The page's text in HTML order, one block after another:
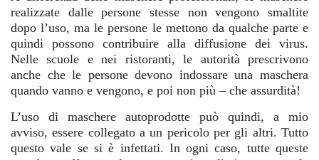
realizzate dalle persone stesse non vengono smaltite
dopo l’uso, ma le persone le mettono da qualche parte e
quindi possono contribuire alla diffusione dei virus.
Nelle scuole e nei ristoranti, le autorità prescrivono
anche che le persone devono indossare una maschera
quando vanno e vengono, e poi non più – che assurdità!
L’uso di maschere autoprodotte può quindi, a mio
avviso, essere collegato a un pericolo per gli altri. Tutto
questo vale se si è infettati. In ogni caso, tutte queste